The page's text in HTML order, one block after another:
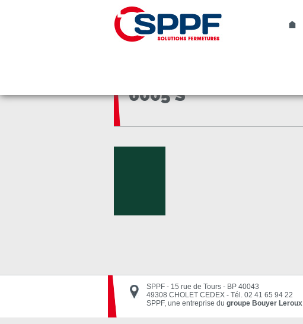
6005 S
SPPF - 15 rue de Tours - BP 40043
49308 CHOLET CEDEX -Tél. 02 41 65 94 22
SPPF, une entreprise du groupe Bouyer Leroux